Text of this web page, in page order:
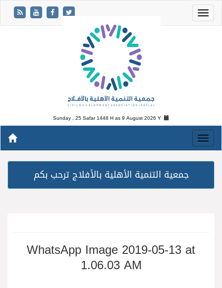
Sunday , 25 Safar 1448 H as9 August 2026 Y
جمعية التنمية الأهلية بالأفلاج ترحب بكم
WhatsApp Image 2019-05-13 at
1.06.03 AM